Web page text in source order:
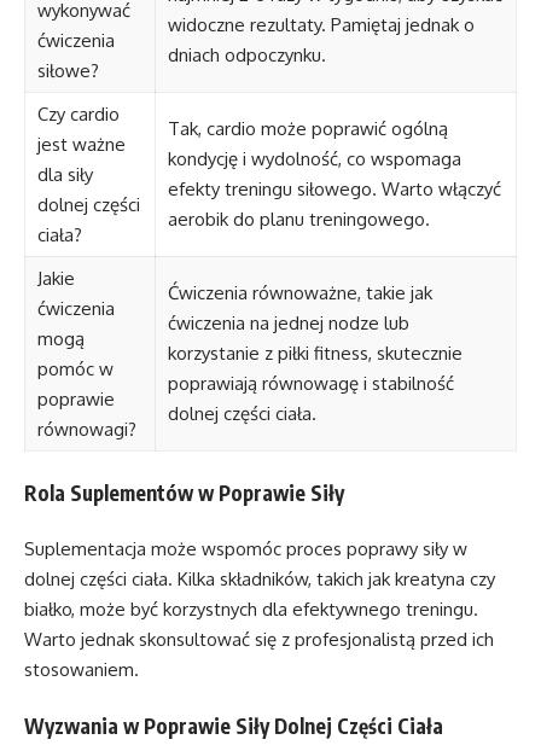
wykonywać
ćwiczenia
siłowe?
widoczne rezultaty. Pamiętaj jednak o
dniach odpoczynku.
Czy cardio
jest ważne
dla siły
dolnej części
ciała?
Tak, cardio może poprawić ogólną
kondycję i wydolność, co wspomaga
efekty treningu siłowego. Warto włączyć
aerobik do planu treningowego.
Jakie
ćwiczenia
mogą
pomóc w
poprawie
równowagi?
Ćwiczenia równoważne, takie jak
ćwiczenia na jednej nodze lub
korzystanie z piłki fitness, skutecznie
poprawiają równowagę i stabilność
dolnej części ciała.
Rola Suplementów w Poprawie Siły
Suplementacja może wspomóc proces poprawy siły w
dolnej części ciała. Kilka składników, takich jak kreatyna czy
białko, może być korzystnych dla efektywnego treningu.
Warto jednak skonsultować się z profesjonalistą przed ich
stosowaniem.
Wyzwania w Poprawie Siły Dolnej Części Ciała